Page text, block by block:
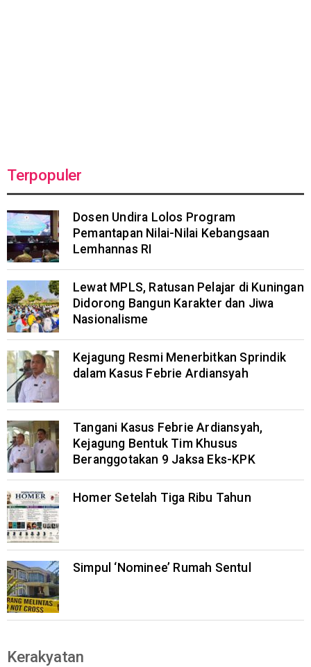
Terpopuler
Dosen Undira Lolos Program
Pemantapan Nilai-Nilai Kebangsaan
Lemhannas RI
Lewat MPLS, Ratusan Pelajar di Kuningan
Didorong Bangun Karakter dan Jiwa
Nasionalisme
Kejagung Resmi Menerbitkan Sprindik
dalam Kasus Febrie Ardiansyah
Tangani Kasus Febrie Ardiansyah,
Kejagung Bentuk Tim Khusus
Beranggotakan 9 Jaksa Eks-KPK
Homer Setelah Tiga Ribu Tahun
Simpul ‘Nominee’ Rumah Sentul
Kerakyatan